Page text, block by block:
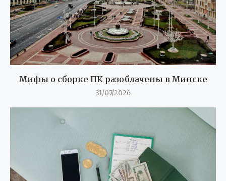
Мифы о сборке ПК разоблачены в Минске
31/07/2026